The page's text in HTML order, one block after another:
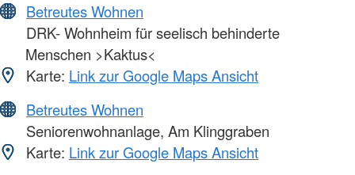
Betreutes Wohnen
DRK- Wohnheim für seelisch behinderte
Menschen >Kaktus<
Karte: Link zur Google Maps Ansicht
Betreutes Wohnen
Seniorenwohnanlage, Am Klinggraben
Karte: Link zur Google Maps Ansicht